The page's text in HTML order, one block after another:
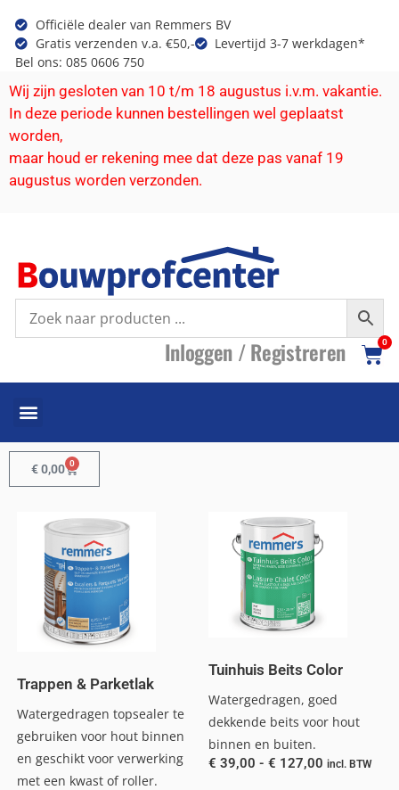
Officiële dealer van Remmers BV
Gratis verzenden v.a. €50,-
Levertijd 3-7 werkdagen*
Bel ons: 085 0606 750
Wij zijn gesloten van 10 t/m 18 augustus i.v.m. vakantie.
In deze periode kunnen bestellingen wel geplaatst
worden,
maar houd er rekening mee dat deze pas vanaf 19
augustus worden verzonden.
Inloggen /Registreren 0
€0,00 0
Trappen & Parketlak
Watergedragen topsealer te
gebruiken voor hout binnen
en geschikt voor verwerking
met een kwast of roller.
Tuinhuis Beits Color
Watergedragen, goed
dekkende beits voor hout
binnen en buiten.
€ 39,00 - € 127,00 incl. BTW